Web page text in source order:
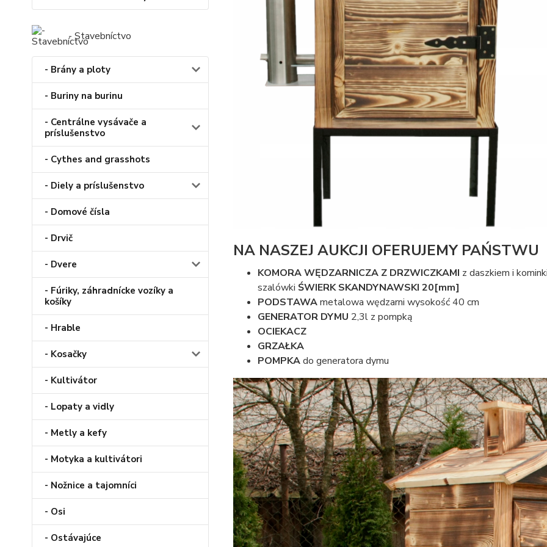
- Stavebníctvo
- Brány a ploty
- Buriny na burinu
- Centrálne vysávače a
príslušenstvo
- Cythes and grasshots
- Diely a príslušenstvo
- Domové čísla
- Drvič
- Dvere
- Fúriky, záhradnícke vozíky a
košíky
- Hrable
- Kosačky
- Kultivátor
- Lopaty a vidly
- Metly a kefy
- Motyka a kultivátori
- Nožnice a tajomníci
- Osi
- Ostávajúce
NA NASZEJ AUKCJI OFERUJEMY PAŃSTWU
KOMORA WĘDZARNICZA Z DRZWICZKAMI z daszkiem i
szalówki ŚWIERK SKANDYNAWSKI 20[mm]
PODSTAWAmetalowa wędzarni wysokość 40 cm
GENERATOR DYMU 2,3l z pompką
OCIEKACZ
GRZAŁKA
POMPKAdo generatora dymu